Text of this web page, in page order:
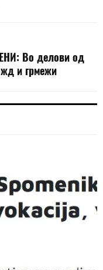
Во делови од
и грмежи